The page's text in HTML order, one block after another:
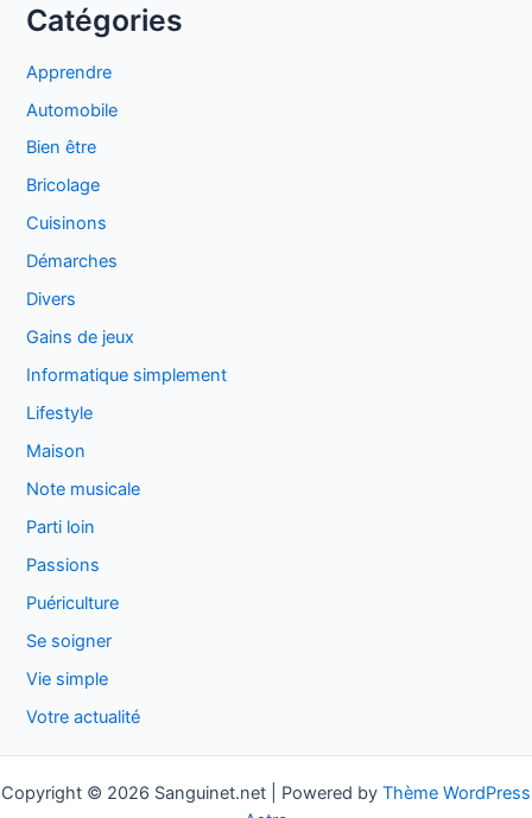
Catégories
Apprendre
Automobile
Bien être
Bricolage
Cuisinons
Démarches
Divers
Gains de jeux
Informatique simplement
Lifestyle
Maison
Note musicale
Parti loin
Passions
Puériculture
Se soigner
Vie simple
Votre actualité
Copyright © 2026 Sanguinet.net | Powered by Thème WordPress